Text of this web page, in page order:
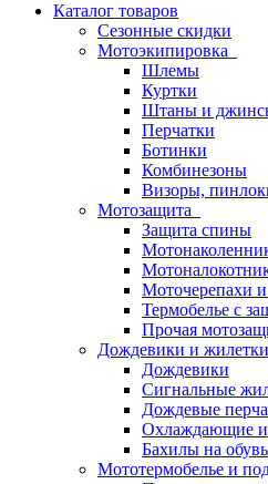
Каталог товаров
Сезонные скидки
Мотоэкипировка
Шлемы
Куртки
Штаны и
Перчатки
Ботинки
Комбинезоны
Визоры,
Мотозащита
Защита спины
Моточерепахи
Термобелье с
Прочая
Дождевики и жилетки
Дождевики
Сигнальные
Дождевые
Охлаждающие
Бахилы на обувь
Мототермобелье и